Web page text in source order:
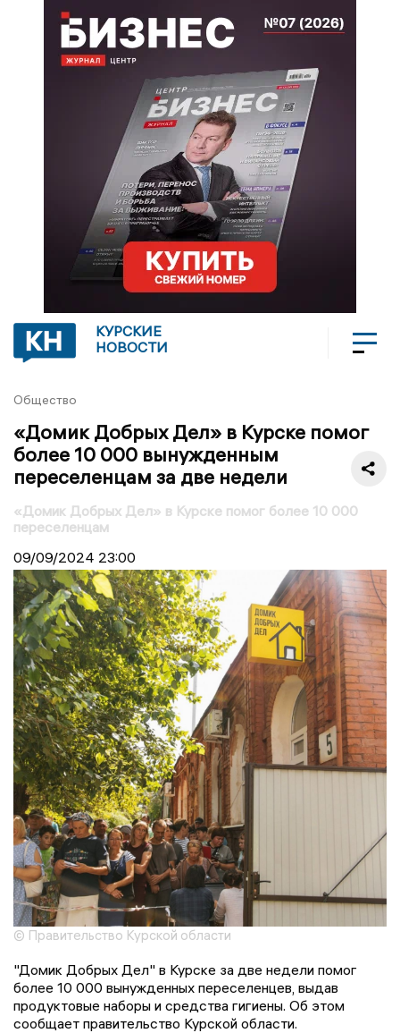
КУРСКИЕ
НОВОСТИ
Общество
«Домик Добрых Дел» в Курске помог
более 10 000 вынужденным
переселенцам за две недели
«Домик Добрых Дел» в Курске помог более 10 000
переселенцам
09/09/2024 23:00
© Правительство Курской области
"Домик Добрых Дел" в Курске за две недели помог
более 10 000 вынужденных переселенцев, выдав
продуктовые наборы и средства гигиены. Об этом
сообщает правительство Курской области.